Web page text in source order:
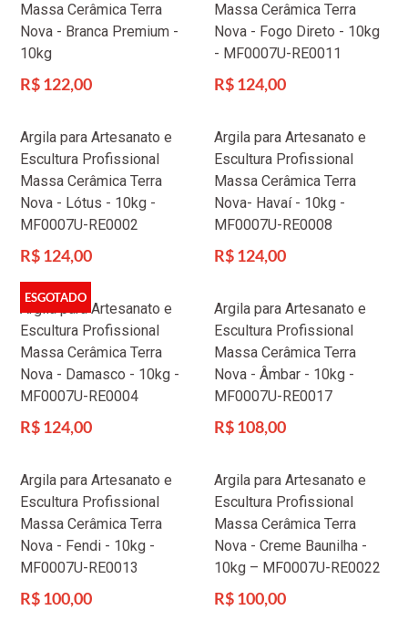
Massa Cerâmica Terra
Nova - Branca Premium -
10kg
Preço
R$ 122,00
Massa Cerâmica Terra
Nova - Fogo Direto - 10kg
- MF0007U-RE0011
Preço
R$ 124,00
Argila para Artesanato e
Escultura Profissional
Massa Cerâmica Terra
Nova - Lótus - 10kg -
MF0007U-RE0002
Preço
R$ 124,00
Argila para Artesanato e
Escultura Profissional
Massa Cerâmica Terra
Nova- Havaí - 10kg -
MF0007U-RE0008
Preço
R$ 124,00
ESGOTADO
Argila para Artesanato e
Escultura Profissional
Massa Cerâmica Terra
Nova - Damasco - 10kg -
MF0007U-RE0004
Preço
R$ 124,00
Argila para Artesanato e
Escultura Profissional
Massa Cerâmica Terra
Nova - Âmbar - 10kg -
MF0007U-RE0017
Preço
R$ 108,00
Argila para Artesanato e
Escultura Profissional
Massa Cerâmica Terra
Nova - Fendi - 10kg -
MF0007U-RE0013
Preço
R$ 100,00
Argila para Artesanato e
Escultura Profissional
Massa Cerâmica Terra
Nova - Creme Baunilha -
10kg – MF0007U-RE0022
Preço
R$ 100,00